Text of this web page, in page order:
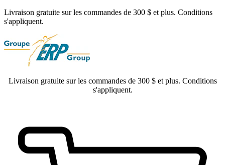
Livraison gratuite sur les commandes de 300 $ et plus. Conditions
s'appliquent.
Livraison gratuite sur les commandes de 300 $ et plus. Conditions
s'appliquent.